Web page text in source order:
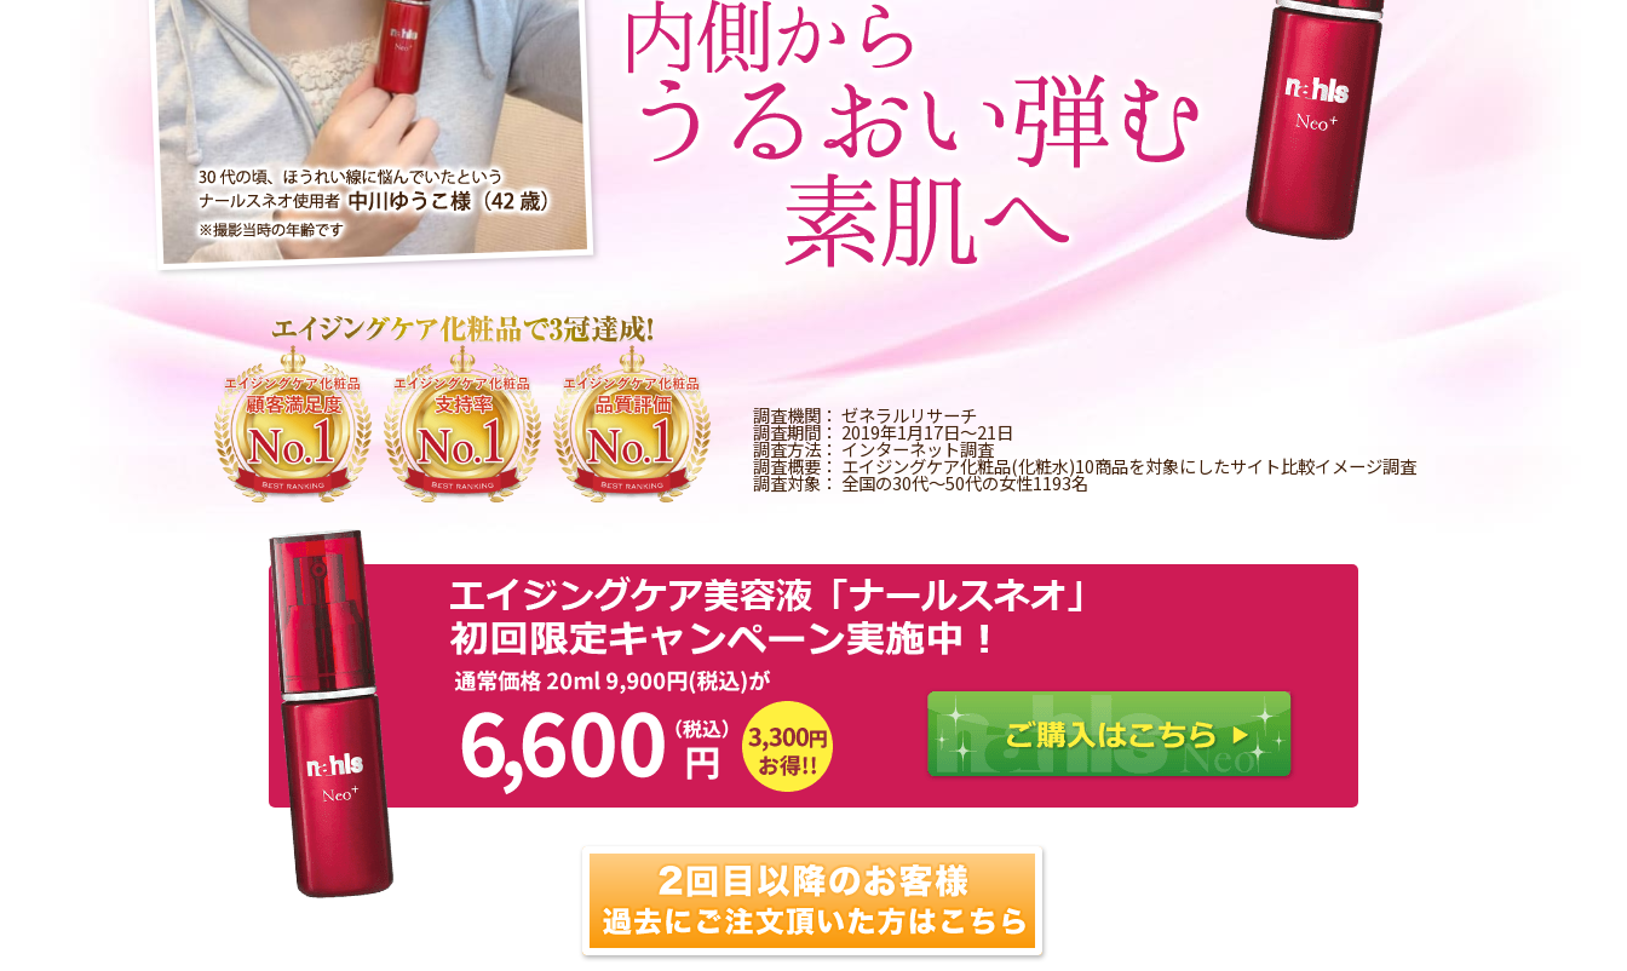
調査機関： ゼネラルリサーチ
調査期間： 2019年1月17日～21日
調査方法： インターネット調査
調査概要： エイジングケア化粧品(化粧水)10商品を対象にしたサイト比較イメージ調査
調査対象： 全国の30代～50代の女性1193名